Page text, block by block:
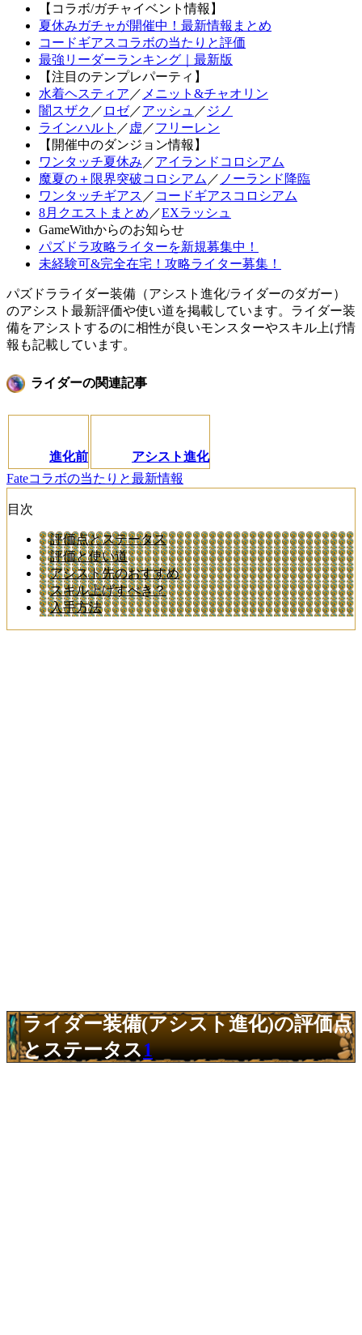
【コラボ/ガチャイベント情報】
夏休みガチャが開催中！最新情報まとめ
コードギアスコラボの当たりと評価
最強リーダーランキング｜最新版
【注目のテンプレパーティ】
水着ヘスティア ／ メニット&チャオリン
闇スザク ／ ロゼ／アッシュ ／ ジノ
ラインハルト ／ 虚 ／フリーレン
【開催中のダンジョン情報】
ワンタッチ夏休み ／アイランドコロシアム
魔夏の＋限界突破コロシアム ／ ノーランド降臨
ワンタッチギアス ／ コードギアスコロシアム
8月クエストまとめ ／EXラッシュ
GameWithからのお知らせ
パズドラ攻略ライターを新規募集中！
未経験可&完全在宅！攻略ライター募集！
パズドラライダー装備（アシスト進化/ライダーのダガー）
のアシスト最新評価や使い道を掲載しています。ライダー装
備をアシストするのに相性が良いモンスターやスキル上げ情
報も記載しています。
ライダーの関連記事
進化前
アシスト進化
Fateコラボの当たりと最新情報
目次
評価点とステータス
評価と使い道
アシスト先のおすすめ
スキル上げすべき？
入手方法
ライダー装備(アシスト進化)の評価点
とステータス1